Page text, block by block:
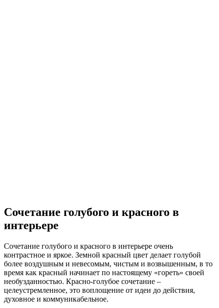
Сочетание голубого и красного в
интерьере
Сочетание голубого и красного в интерьере очень
контрастное и яркое. Земной красный цвет делает голубой
более воздушным и невесомым, чистым и возвышенным, в то
время как красный начинает по настоящему «гореть» своей
необузданностью. Красно-голубое сочетание –
целеустремленное, это воплощение от идеи до действия,
духовное и коммуникабельное.